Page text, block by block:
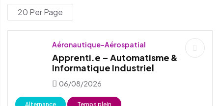
Aéronautique-Aérospatial
Apprenti.e – Automatisme &
Informatique Industriel
06/08/2026
Alternance Temps plein